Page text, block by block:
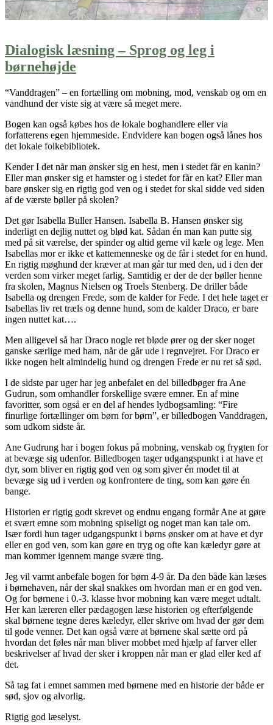
Dialogisk læsning – Sprog og leg i
børnehøjde
“Vanddragen” – en fortælling om mobning, mod, venskab og om en
vandhund der viste sig at være så meget mere.
Bogen kan også købes hos de lokale boghandlere eller via
forfatterens egen hjemmeside. Endvidere kan bogen også lånes hos
det lokale folkebibliotek.
Kender I det når man ønsker sig en hest, men i stedet får en kanin?
Eller man ønsker sig et hamster og i stedet for får en kat? Eller man
bare ønsker sig en rigtig god ven og i stedet for skal sidde ved siden
af de værste bøller på skolen?
Det gør Isabella Buller Hansen. Isabella B. Hansen ønsker sig
inderligt en dejlig nuttet og blød kat. Sådan én man kan putte sig
med på sit værelse, der spinder og altid gerne vil kæle og lege. Men
Isabellas mor er ikke et kattemenneske og de får i stedet for en hund.
En rigtig møghund der kræver at man går tur med den, ud i den der
verden som virker meget farlig. Samtidig er der de der bøller henne
fra skolen, Magnus Nielsen og Troels Stenberg. De driller både
Isabella og drengen Frede, som de kalder for Fede. I det hele taget er
Isabellas liv ret træls og denne hund, som de kalder Draco, er bare
ingen nuttet kat….
Men alligevel så har Draco nogle ret bløde ører og der sker noget
ganske særlige med ham, når de går ude i regnvejret. For Draco er
ikke nogen helt almindelig hund og drengen Frede er nu ret så sød.
I de sidste par uger har jeg anbefalet en del billedbøger fra Ane
Gudrun, som omhandler forskellige svære emner. En af mine
favoritter, som også er en del af hendes lydbogsamling: “Fire
finurlige fortællinger om børn for børn”, er billedbogen Vanddragen,
som udkom sidste år.
Ane Gudrung har i bogen fokus på mobning, venskab og frygten for
at bevæge sig udenfor. Billedbogen tager udgangspunkt i at have et
dyr, som bliver en rigtig god ven og som giver én modet til at
bevæge sig ud i verden og konfrontere de ting, som kan gøre én
bange.
Historien er rigtig godt skrevet og endnu engang formår Ane at gøre
et svært emne som mobning spiseligt og noget man kan tale om.
Især fordi hun tager udgangspunkt i børns ønsker om at have et dyr
eller en god ven, som kan gøre en tryg og ofte kan kæledyr gøre at
man kommer igennem mange svære ting.
Jeg vil varmt anbefale bogen for børn 4-9 år. Da den både kan læses
i børnehaven, når der skal snakkes om hvordan man er en god ven.
Og for børnene i 0.-3. klasse hvor mobning kan være meget udtalt.
Her kan læreren eller pædagogen læse historien og efterfølgende
skal børnene tegne deres kæledyr, eller skrive om hvad der gør dem
til gode venner. Det kan også være at børnene skal sætte ord på
hvordan det føles når man bliver mobbet med hjælp af farver eller
beskrivelser af hvad der sker i kroppen når man er glad eller ked af
det.
Så tag fat i emnet sammen med børnene med en historie der både er
sød, sjov og alvorlig.
Rigtig god læselyst.